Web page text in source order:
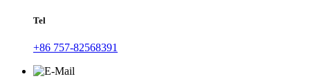
Tel
+86 757-82568391